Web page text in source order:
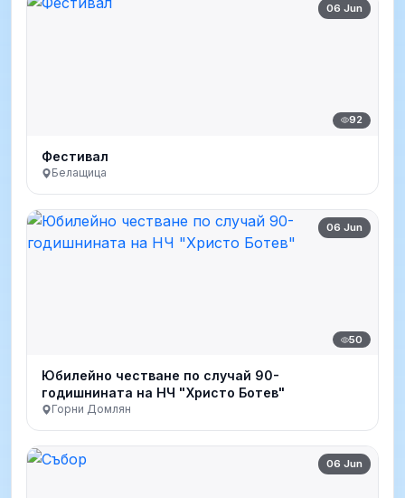
06 Jun
92
Фестивал
Белащица
06 Jun
50
Юбилейно честване по случай 90-
годишнината на НЧ "Христо Ботев"
Горни Домлян
06 Jun